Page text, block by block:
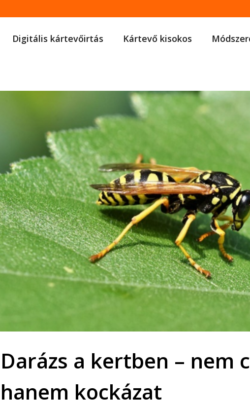
Digitális kártevőirtás Kártevő kisokos
Darázs a kertben – nem
hanem kockázat